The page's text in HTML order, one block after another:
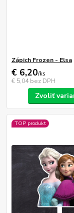
Zápich Frozen - Elsa
€ 6,20/ks
€ 5,04 bez DPH
Zvoliť
TOP produkt